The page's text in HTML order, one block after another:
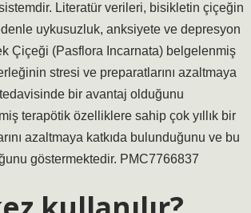
Literatür verileri, bisikletin çiçeğin
uykusuzluk, anksiyete ve depresyon
Çiçeği (Pasflora Incarnata) belgelenmiş
stresi ve preparatlarını azaltmaya
bir avantaj olduğunu
terapötik özelliklere sahip çok yıllık bir
azaltmaya katkıda bulunduğunu ve bu
göstermektedir. PMC7766837